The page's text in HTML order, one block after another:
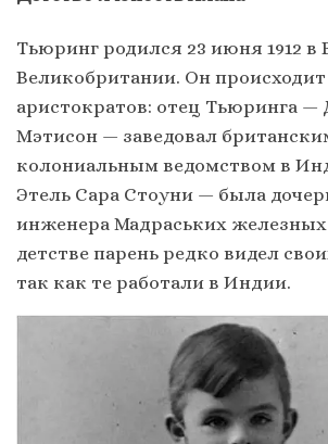
Тьюринг родился 23 июня 1912
Великобритании. Он
аристократов: отец Тьюринга —
Мэтисон — заведовал
колониальным ведомством в
Этель Сара Стоуни — была
инженера Мадраських железных
детстве парень редко видел
так как те работали в Индии.